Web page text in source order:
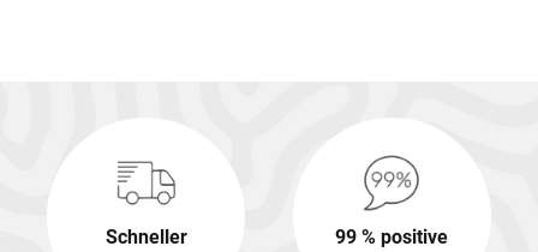
Schneller
99 % positive